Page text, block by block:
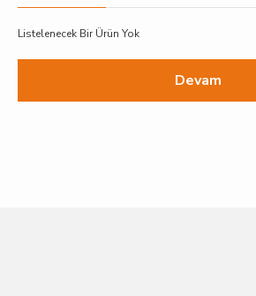
Listelenecek Bir Ürün Yok
Devam